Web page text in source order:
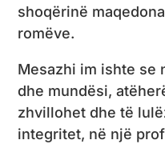
shoqërinë
romëve.
Mesazhi im ishte se
dhe mundësi,
zhvillohet dhe të
integritet, në një